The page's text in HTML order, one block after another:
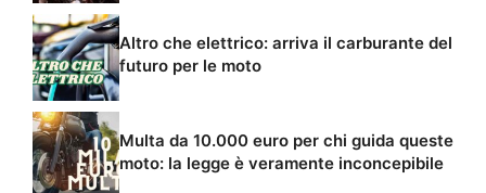
Altro che elettrico: arriva il carburante del
futuro per le moto
Multa da 10.000 euro per chi guida queste
moto: la legge è veramente inconcepibile